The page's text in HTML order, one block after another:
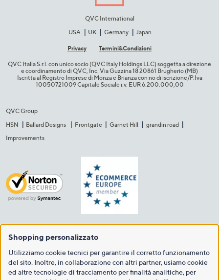
QVC International
USA
UK Germany Japan
Privacy Termini&C​ondizioni
QVC Italia S.r.l. con unico socio (QVC Italy Holdings LLC) soggetta a direzione
e coordinamento di QVC, Inc. Via Guzzina 18 20861 Brugherio (MB)​
Iscritta al Registro Imprese di Monza e Brianza con no di iscrizione/P.Iva
10050721009 Capitale Sociale i.v. EUR 6.200.000,00​
QVC Group
HSN
Ballard Designs Frontgate Garnet Hill
grandin road
Improvements
Shopping personalizzato
Utilizziamo cookie tecnici per garantire il corretto funzionamento
del sito. Inoltre, in collaborazione con altri partner, usiamo cookie
ed altre tecnologie di tracciamento per finalità analitiche, per